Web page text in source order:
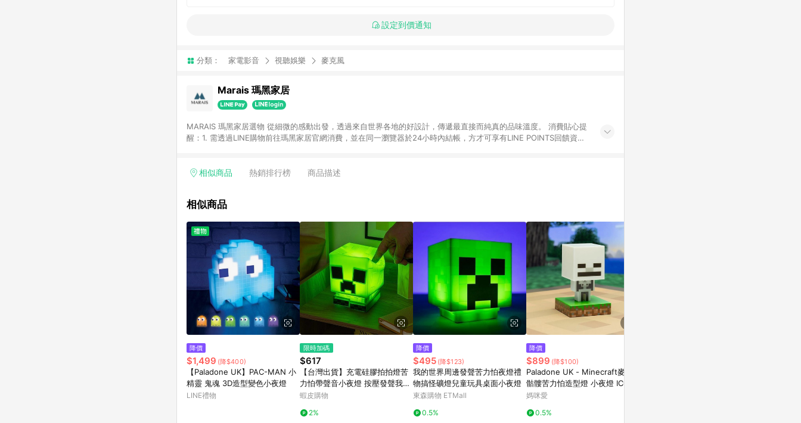
設定到價通知
分類： 家電影音 視聽娛樂 麥克風
Marais 瑪黑家居
MARAIS 瑪黑家居選物 從細微的感動出發，透過來自世界各地的好設計，傳遞最直接而純真的品味溫度。 消費貼心提
醒：1. 需透過LINE購物前往瑪黑家居官網消費，並在同一瀏覽器於24小時內結帳，方才可享有LINE POINTS回饋資
相似商品 熱銷排行榜 商品描述
相似商品
降價
$1,499 (降$400)
【Paladone UK】PAC-MAN 小
精靈 鬼魂 3D造型變色小夜燈
LINE禮物
限時加碼
$617
【台灣出貨】充電硅膠拍拍燈苦
力怕帶聲音小夜燈 按壓發聲我的
世界苦力怕燈禮物 遊戲IP互動發
蝦皮購物
2%
降價
$495 (降$123)
我的世界周邊發聲苦力怕夜燈禮
物搞怪礦燈兒童玩具桌面小夜燈
東森購物 ETMall
0.5%
降價
$899 (降$100)
Paladone UK - Minecraft麥塊
骷髏苦力怕造型燈 小夜燈 ICON
系列
媽咪愛
0.5%